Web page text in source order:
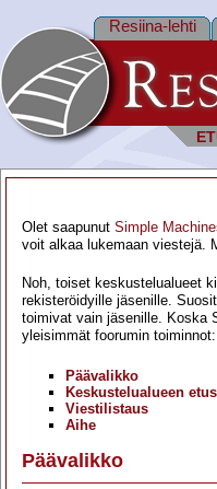
Resiina-lehti
Olet saapunut Simple
voit alkaa lukemaan viestejä.
Noh, toiset keskustelualueet
rekisteröidyille jäsenille.
toimivat vain jäsenille. Koska
yleisimmät foorumin toiminnot:
Päävalikko
Keskustelualueen
Viestilistaus
Aihe
Päävalikko